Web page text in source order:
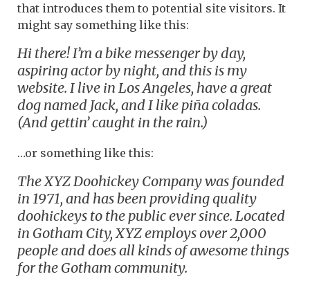
that introduces them to potential site visitors. It
might say something like this:
Hi there! I’m a bike messenger by day,
aspiring actor by night, and this is my
website. I live in Los Angeles, have a great
dog named Jack, and I like piña coladas.
(And gettin’ caught in the rain.)
…or something like this:
The XYZ Doohickey Company was founded
in 1971, and has been providing quality
doohickeys to the public ever since. Located
in Gotham City, XYZ employs over 2,000
people and does all kinds of awesome things
for the Gotham community.